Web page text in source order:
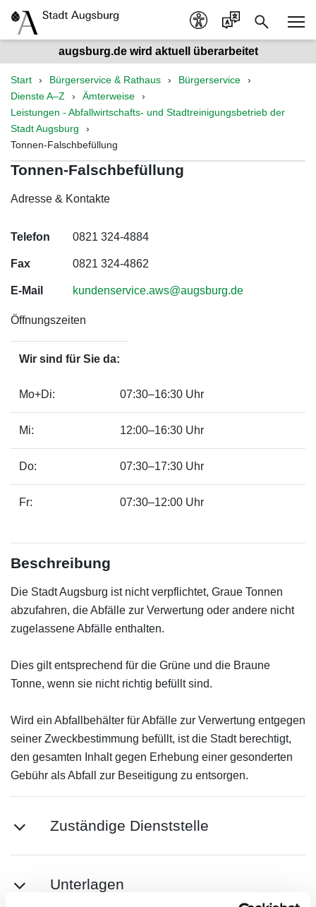
augsburg.de wird aktuell überarbeitet
Start Bürgerservice & Rathaus
Bürgerservice
Dienste A–Z
Ämterweise
Leistungen - Abfallwirtschafts- und Stadtreinigungsbetrieb der
Stadt Augsburg
Tonnen-Falschbefüllung
Tonnen-Falschbefüllung
Adresse & Kontakte
Telefon 0821 324-4884
Fax 0821 324-4862
E-Mail kundenservice.aws@augsburg.de
Öffnungszeiten
Wir sind für Sie da:
Mo+Di: 07:30–16:30 Uhr
Mi: 12:00–16:30 Uhr
Do: 07:30–17:30 Uhr
Fr: 07:30–12:00 Uhr
Beschreibung
Die Stadt Augsburg ist nicht verpflichtet, Graue Tonnen
abzufahren, die Abfälle zur Verwertung oder andere nicht
zugelassene Abfälle enthalten.
Dies gilt entsprechend für die Grüne und die Braune
Tonne, wenn sie nicht richtig befüllt sind.
Wird ein Abfallbehälter für Abfälle zur Verwertung entgegen
seiner Zweckbestimmung befüllt, ist die Stadt berechtigt,
den gesamten Inhalt gegen Erhebung einer gesonderten
Gebühr als Abfall zur Beseitigung zu entsorgen.
Zuständige Dienststelle
Unterlagen